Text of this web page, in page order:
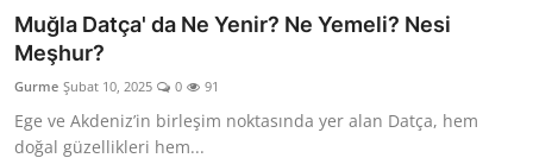
Muğla Datça' da Ne Yenir? Ne Yemeli? Nesi
Meşhur?
Gurme Şubat 10, 2025 0 91
Ege ve Akdeniz’in birleşim noktasında yer alan Datça, hem
doğal güzellikleri hem...